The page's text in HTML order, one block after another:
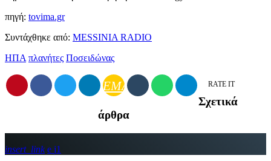
πηγή: tovima.gr
Συντάχθηκε από: MESSINIA RADIO
ΗΠΑ πλανήτες Ποσειδώνας
EMAIL RATE IT
Σχετικά
άρθρα
insert_link
1